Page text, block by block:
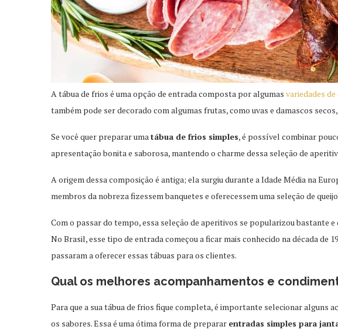
A tábua de frios é uma opção de entrada composta por algumas variedades de
também pode ser decorado com algumas frutas, como uvas e damascos
Se você quer preparar uma tábua de frios simples, é possível combinar
apresentação bonita e saborosa, mantendo o charme dessa seleção de
A origem dessa composição é antiga; ela surgiu durante a Idade Média na
membros da nobreza fizessem banquetes e oferecessem uma seleção de
Com o passar do tempo, essa seleção de aperitivos se popularizou bastante e
No Brasil, esse tipo de entrada começou a ficar mais conhecido na década de
passaram a oferecer essas tábuas para os clientes.
Qual os melhores acompanhamentos e
Para que a sua tábua de frios fique completa, é importante selecionar alguns
os sabores. Essa é uma ótima forma de preparar entradas simples para